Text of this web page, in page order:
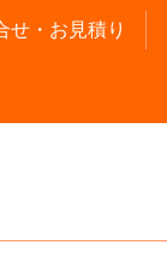
せ・お見積り